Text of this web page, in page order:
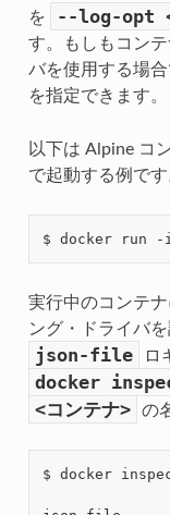
を
--log-opt
す。もしもコン
バを使用する場
を指定できます。
以下は Alpine コ
で起動する例です
実行中のコンテ
ング・ドライバ
json-file ロ
docker
<コンテナ> の
$ docker